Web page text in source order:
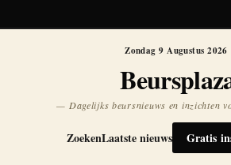
Zondag 9 Augustus 2026
— Dagelijks beursnieuws en inzichten
ZoekenLaatste nieuws Gratis